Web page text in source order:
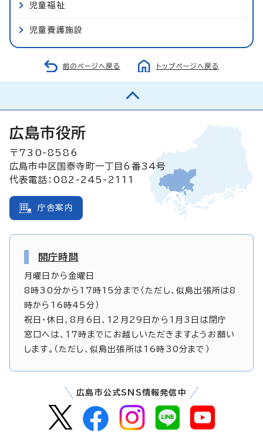
児童福祉
児童養護施設
前のページへ戻る トップページへ戻る
広島市役所
〒730-8586
広島市中区国泰寺町一丁目6番34号
代表電話：082-245-2111
庁舎案内
開庁時間
月曜日から金曜日
8時30分から17時15分まで（ただし、似島出張所は8
時から16時45分）
祝日・休日、8月6日、12月29日から1月3日は閉庁
窓口へは、17時までにお越しいただきますようお願い
します。（ただし、似島出張所は16時30分まで）
広島市公式SNS情報発信中